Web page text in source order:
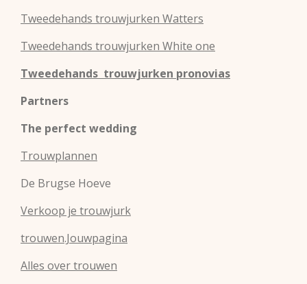
Tweedehands trouwjurken Watters
Tweedehands trouwjurken White one
Tweedehands trouwjurken pronovias
Partners
The perfect wedding
Trouwplannen
De Brugse Hoeve
Verkoop je trouwjurk
trouwen.Jouwpagina
Alles over trouwen